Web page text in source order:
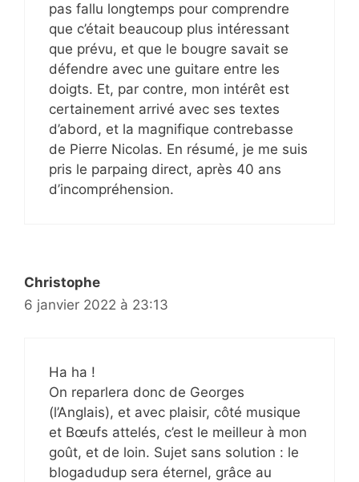
pas fallu longtemps pour comprendre
que c’était beaucoup plus intéressant
que prévu, et que le bougre savait se
défendre avec une guitare entre les
doigts. Et, par contre, mon intérêt est
certainement arrivé avec ses textes
d’abord, et la magnifique contrebasse
de Pierre Nicolas. En résumé, je me suis
pris le parpaing direct, après 40 ans
d’incompréhension.
Christophe
6 janvier 2022 à 23:13
Ha ha !
On reparlera donc de Georges
(l’Anglais), et avec plaisir, côté musique
et Bœufs attelés, c’est le meilleur à mon
goût, et de loin. Sujet sans solution : le
blogadudup sera éternel, grâce au